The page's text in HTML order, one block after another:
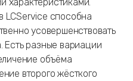
LCService способна
усовершенствовать
Есть разные вариации
объёма
второго жёсткого